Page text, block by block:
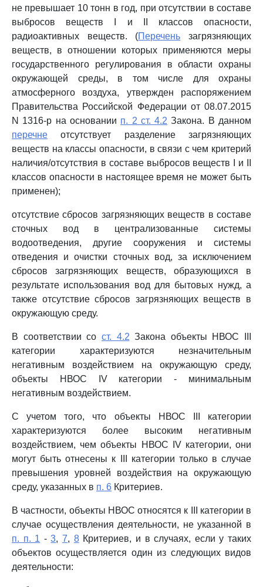
не превышает 10 тонн в год, при отсутствии в составе
выбросов веществ I и II классов опасности,
радиоактивных веществ. (Перечень загрязняющих
веществ, в отношении которых применяются меры
государственного регулирования в области охраны
окружающей среды, в том числе для охраны
атмосферного воздуха, утвержден распоряжением
Правительства Российской Федерации от 08.07.2015
N 1316-р на основании п. 2 ст. 4.2 Закона. В данном
перечне отсутствует разделение загрязняющих
веществ на классы опасности, в связи с чем критерий
наличия/отсутствия в составе выбросов веществ I и II
классов опасности в настоящее время не может быть
применен);
отсутствие сбросов загрязняющих веществ в составе
сточных вод в централизованные системы
водоотведения, другие сооружения и системы
отведения и очистки сточных вод, за исключением
сбросов загрязняющих веществ, образующихся в
результате использования вод для бытовых нужд, а
также отсутствие сбросов загрязняющих веществ в
окружающую среду.
В соответствии со ст. 4.2 Закона объекты НВОС III
категории характеризуются незначительным
негативным воздействием на окружающую среду,
объекты НВОС IV категории - минимальным
негативным воздействием.
С учетом того, что объекты НВОС III категории
характеризуются более высоким негативным
воздействием, чем объекты НВОС IV категории, они
могут быть отнесены к III категории только в случае
превышения уровней воздействия на окружающую
среду, указанных в п. 6 Критериев.
В частности, объекты НВОС относятся к III категории в
случае осуществления деятельности, не указанной в
п. п. 1 -3,7, 8Критериев, и в случаях, если у таких
объектов осуществляется один из следующих видов
деятельности: